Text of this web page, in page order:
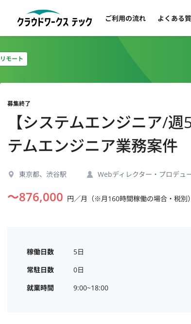
ご利用の流れ よくある
モート
募集終了
【システムエンジニア/
テムエンジニア業務案件
東京都、渋谷駅 Webディレクター・プロデュ
〜876,000 円／月（※月160時間稼働の場合・税別）
稼働日数
5日
常駐日数
0日
就業時間
9:00~18:00